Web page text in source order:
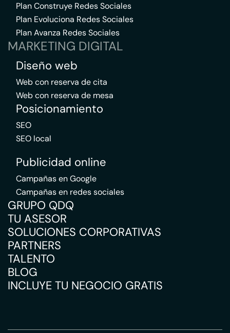
Plan Construye Redes Sociales
Plan Evoluciona Redes Sociales
Plan Avanza Redes Sociales
MARKETING DIGITAL
Diseño web
Web con reserva de cita
Web con reserva de mesa
Posicionamiento
SEO
SEO local
Publicidad online
Campañas en Google
Campañas en redes sociales
GRUPO QDQ
TU ASESOR
SOLUCIONES CORPORATIVAS
PARTNERS
TALENTO
BLOG
INCLUYE TU NEGOCIO GRATIS